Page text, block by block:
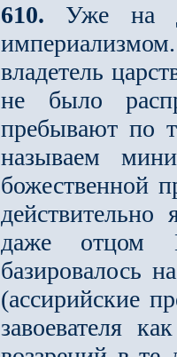
610. Уже на
владетель
не было
пребывают по
называем
божественной
даже отцом
базировалось
(ассирийские
завоевателя